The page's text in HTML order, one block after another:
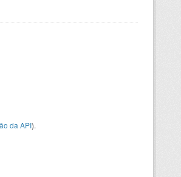
da API).